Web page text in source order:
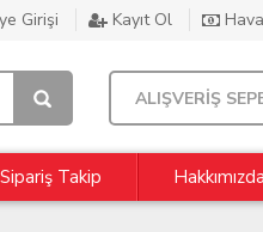
Girişi Kayıt Ol
ALIŞVERİŞ
Sipariş Takip Hakkımızda